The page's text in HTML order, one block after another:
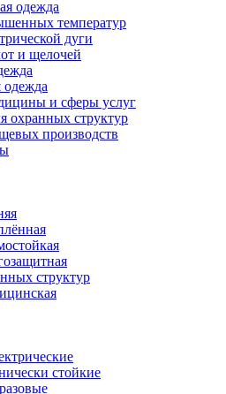
одежда
температур
дуги
и щелочей
одежда
и сферы услуг
охранных структур
производств
структур
стойкие